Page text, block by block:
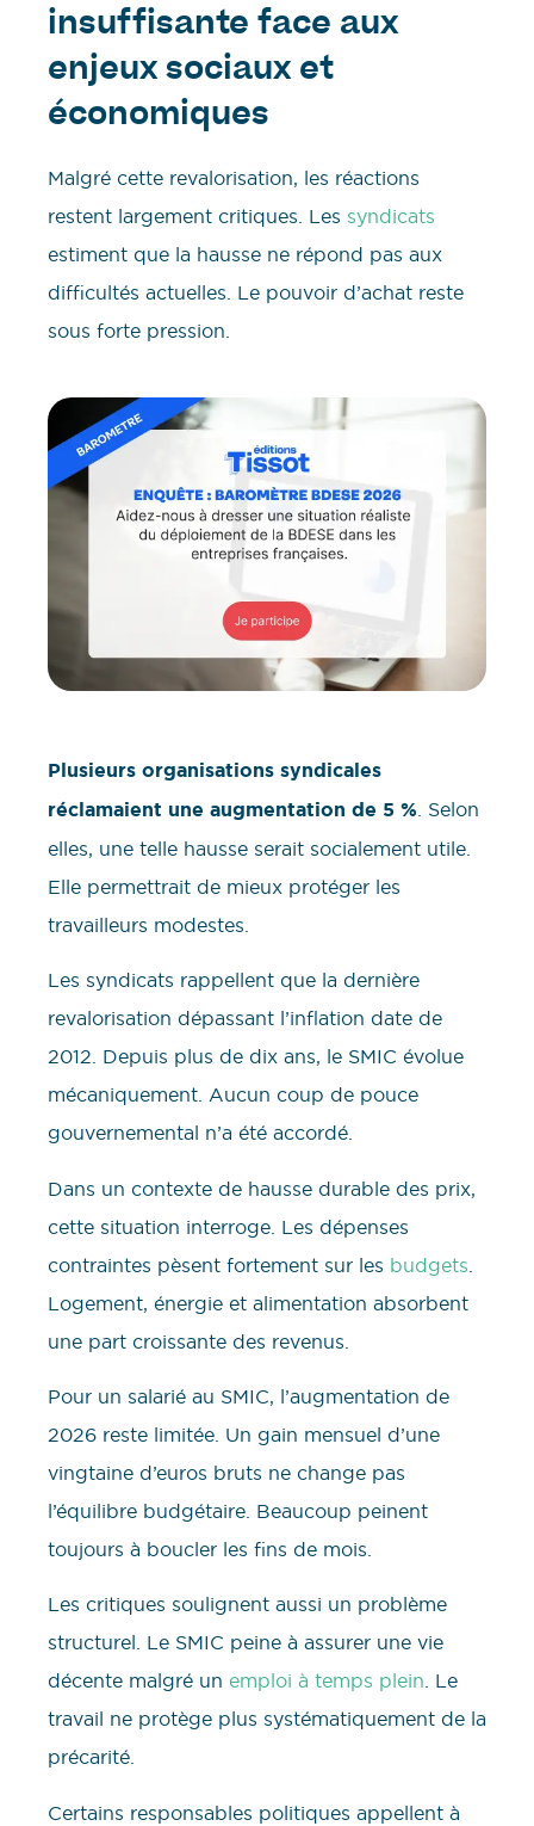
insuffisante face aux
enjeux sociaux et
économiques
Malgré cette revalorisation, les réactions
restent largement critiques. Les syndicats
estiment que la hausse ne répond pas aux
difficultés actuelles. Le pouvoir d’achat reste
sous forte pression.
Plusieurs organisations syndicales
réclamaient une augmentation de 5 % . Selon
elles, une telle hausse serait socialement utile.
Elle permettrait de mieux protéger les
travailleurs modestes.
Les syndicats rappellent que la dernière
revalorisation dépassant l’inflation date de
2012. Depuis plus de dix ans, le SMIC évolue
mécaniquement. Aucun coup de pouce
gouvernemental n’a été accordé.
Dans un contexte de hausse durable des prix,
cette situation interroge. Les dépenses
contraintes pèsent fortement sur les budgets
Logement, énergie et alimentation absorbent
une part croissante des revenus.
Pour un salarié au SMIC, l’augmentation de
2026 reste limitée. Un gain mensuel d’une
vingtaine d’euros bruts ne change pas
l’équilibre budgétaire. Beaucoup peinent
toujours à boucler les fins de mois.
Les critiques soulignent aussi un problème
structurel. Le SMIC peine à assurer une vie
décente malgré un emploi à temps plein. Le
travail ne protège plus systématiquement de la
précarité.
Certains responsables politiques appellent à